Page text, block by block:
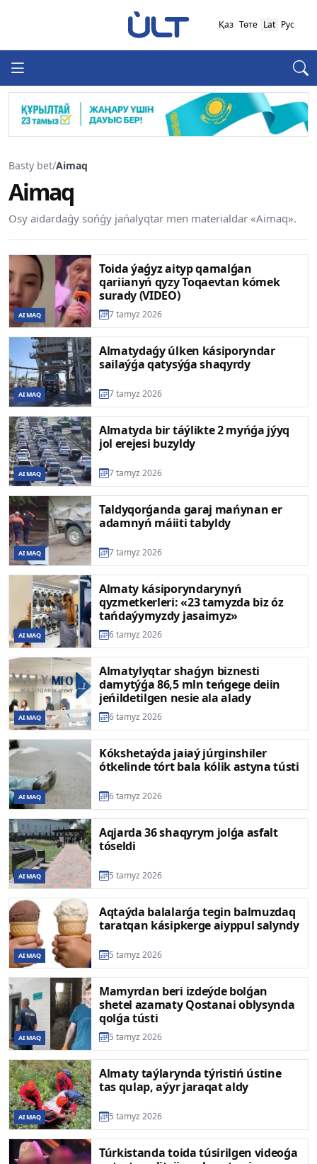
Қаз Төте Lat Рус
Basty bet/Aimaq
Aimaq
Osy aidardaǵy sońǵy jańalyqtar men materialdar «Aimaq».
AIMAQ
Toida ýaǵyz aityp qamalǵan
qariianyń qyzy Toqaevtan kómek
surady (VIDEO)
7 tamyz 2026
AIMAQ
Almatydaǵy úlken kásiporyndar
sailaýǵa qatysýǵa shaqyrdy
7 tamyz 2026
AIMAQ
Almatyda bir táýlikte 2 myńǵa jýyq
jol erejesi buzyldy
7 tamyz 2026
AIMAQ
Taldyqorǵanda garaj mańynan er
adamnyń máiiti tabyldy
7 tamyz 2026
AIMAQ
Almaty kásiporyndarynyń
qyzmetkerleri: «23 tamyzda biz óz
tańdaýymyzdy jasaimyz»
6 tamyz 2026
AIMAQ
Almatylyqtar shaǵyn biznesti
damytýǵa 86,5 mln teńgege deiin
jeńildetilgen nesie ala alady
6 tamyz 2026
AIMAQ
Kókshetaýda jaiaý júrginshiler
ótkelinde tórt bala kólik astyna tústi
6 tamyz 2026
AIMAQ
Aqjarda 36 shaqyrym jolǵa asfalt
tóseldi
5 tamyz 2026
AIMAQ
Aqtaýda balalarǵa tegin balmuzdaq
taratqan kásipkerge aiyppul salyndy
5 tamyz 2026
AIMAQ
Mamyrdan beri izdeýde bolǵan
shetel azamaty Qostanai oblysynda
qolǵa tústi
5 tamyz 2026
AIMAQ
Almaty taýlarynda týristiń ústine
tas qulap, aýyr jaraqat aldy
5 tamyz 2026
Túrkistanda toida túsirilgen videoǵa